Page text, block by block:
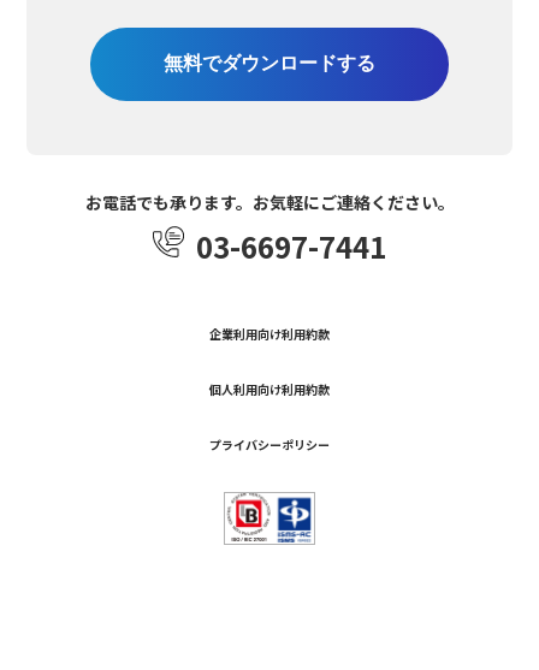
無料でダウンロードする
お電話でも承ります。お気軽にご連絡ください。
03-6697-7441
企業利用向け利用約款
個人利用向け利用約款
プライバシーポリシー